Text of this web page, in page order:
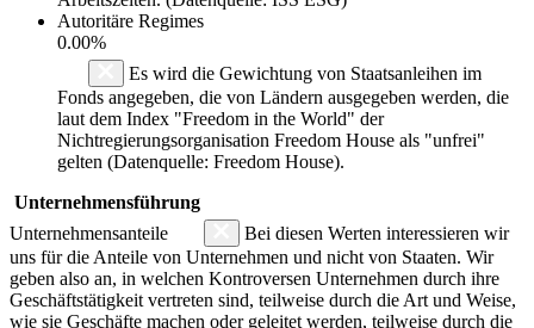
Autoritäre Regimes
0.00%
Es wird die Gewichtung von Staatsanleihen im
Fonds angegeben, die von Ländern ausgegeben werden, die
laut dem Index "Freedom in the World" der
Nichtregierungsorganisation Freedom House als "unfrei"
gelten (Datenquelle: Freedom House).
Unternehmensführung
Unternehmensanteile
Bei diesen Werten interessieren wir
uns für die Anteile von Unternehmen und nicht von Staaten. Wir
geben also an, in welchen Kontroversen Unternehmen durch ihre
Geschäftstätigkeit vertreten sind, teilweise durch die Art und Weise,
wie sie Geschäfte machen oder geleitet werden, teilweise durch die